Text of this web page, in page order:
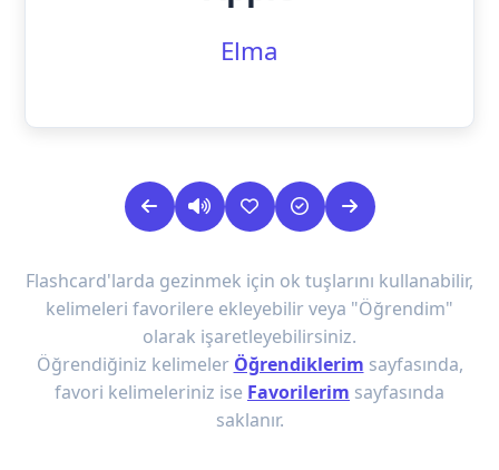
Elma
Flashcard'larda gezinmek için ok tuşlarını kullanabilir,
kelimeleri favorilere ekleyebilir veya "Öğrendim"
olarak işaretleyebilirsiniz.
Öğrendiğiniz kelimeler Öğrendiklerim sayfasında,
favori kelimeleriniz ise Favorilerim sayfasında
saklanır.